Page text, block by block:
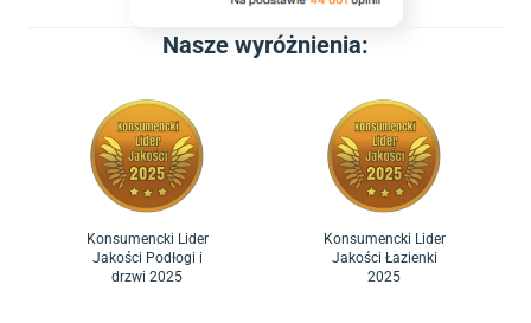
Nasze wyróżnienia:
Konsumencki Lider
Jakości Podłogi i
drzwi 2025
Konsumencki Lider
Jakości Łazienki
2025